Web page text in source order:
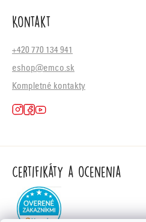
Kontakt
+420 770 134 941
eshop@emco.sk
Kompletné kontakty
Certifikáty a ocenenia